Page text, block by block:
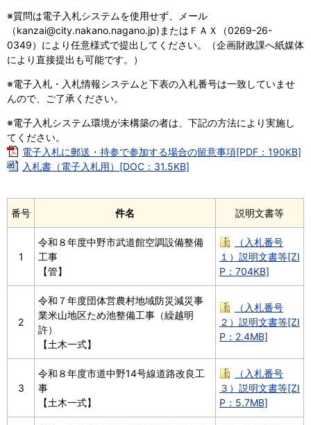
※質問は電子入札システムを使用せず、メール
（kanzai@city.nakano.nagano.jp)またはＦＡＸ（0269-26-
0349）により任意様式で提出してください。（企画財政課へ紙媒体
により直接提出も可能です。）
※電子入札・入札情報システムと下表の入札番号は一致していませ
んので、ご了承ください。
※電子入札システム環境が未構築の者は、下記の方法により実施し
てください。
電子入札に郵送・持参で参加する場合の留意事項[PDF：190KB]
入札書（電子入札用）[DOC：31.5KB]
番号 件名 説明文書等
1
令和８年度中野市武道館空調設備整備
工事
【管】
（入札番号
１）説明文書等[ZI
P：704KB]
2
令和７年度団体営農村地域防災減災事
業米山地区ため池整備工事（繰越明
許）
【土木一式】
（入札番号
２）説明文書等[ZI
P：2.4MB]
3
令和８年度市道中野14号線道路改良工
事
【土木一式】
（入札番号
３）説明文書等[ZI
P：5.7MB]